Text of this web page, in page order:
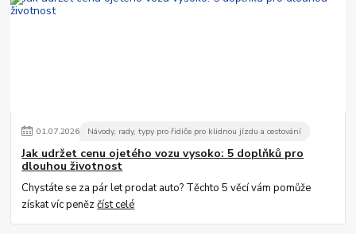
01.07.2026 Návody, rady, typy pro řidiče pro klidnou jízdu a cestování
Jak udržet cenu ojetého vozu vysoko: 5 doplňků pro
dlouhou životnost
Chystáte se za pár let prodat auto? Těchto 5 věcí vám pomůže
získat víc penězčíst celé